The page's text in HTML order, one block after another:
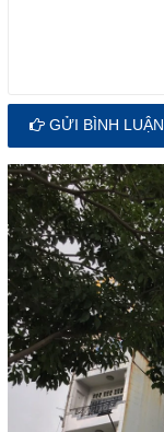
GỬI BÌNH LUẬN